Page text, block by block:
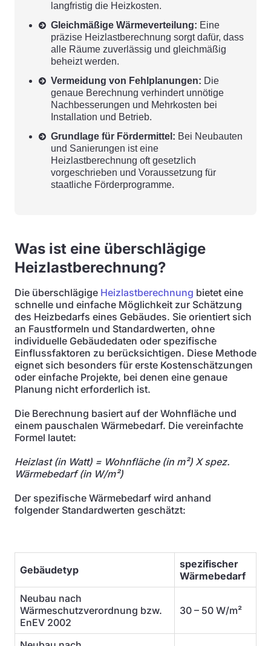
langfristig die Heizkosten.
Gleichmäßige Wärmeverteilung: Eine
präzise Heizlastberechnung sorgt dafür, dass
alle Räume zuverlässig und gleichmäßig
beheizt werden.
Vermeidung von Fehlplanungen: Die
genaue Berechnung verhindert unnötige
Nachbesserungen und Mehrkosten bei
Installation und Betrieb.
Grundlage für Fördermittel: Bei Neubauten
und Sanierungen ist eine
Heizlastberechnung oft gesetzlich
vorgeschrieben und Voraussetzung für
staatliche Förderprogramme.
Was ist eine überschlägige
Heizlastberechnung?
Die überschlägige Heizlastberechnung bietet eine
schnelle und einfache Möglichkeit zur Schätzung
des Heizbedarfs eines Gebäudes. Sie orientiert sich
an Faustformeln und Standardwerten, ohne
individuelle Gebäudedaten oder spezifische
Einflussfaktoren zu berücksichtigen. Diese Methode
eignet sich besonders für erste Kostenschätzungen
oder einfache Projekte, bei denen eine genaue
Planung nicht erforderlich ist.
Die Berechnung basiert auf der Wohnfläche und
einem pauschalen Wärmebedarf. Die vereinfachte
Formel lautet:
Heizlast (in Watt) = Wohnfläche (in m²) X spez.
Wärmebedarf (in W/m²)
Der spezifische Wärmebedarf wird anhand
folgender Standardwerten geschätzt:
Gebäudetyp
spezifischer
Wärmebedarf
Neubau nach
Wärmeschutzverordnung bzw.
EnEV 2002
30 – 50 W/m²